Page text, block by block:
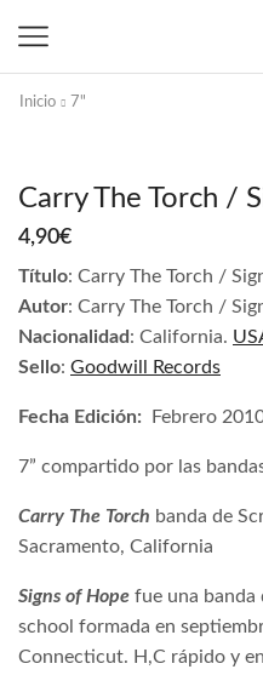
Inicio 7"
Carry The Torch /
4,90€
Título: Carry The Torch /
Autor: Carry The Torch /
Nacionalidad: California.
Sello: Goodwill Records
Fecha Edición: Febrero
7” compartido por las
Carry The Torch banda de
Sacramento, California
Signs of Hope fue una banda
school formada en
Connecticut. H,C rápido y